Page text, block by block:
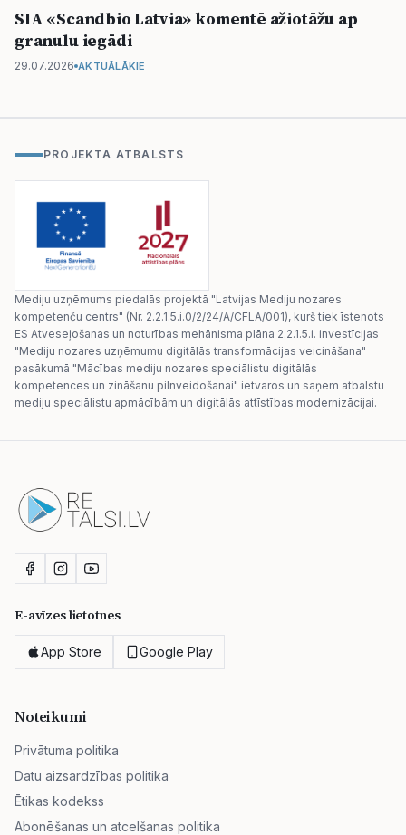
SIA «Scandbio Latvia» komentē ažiotāžu ap
granulu iegādi
29.07.2026 AKTUĀLĀKIE
PROJEKTA ATBALSTS
Mediju uzņēmums piedalās projektā "Latvijas Mediju nozares
kompetenču centrs" (Nr. 2.2.1.5.i.0/2/24/A/CFLA/001), kurš tiek īstenots
ES Atveseļošanas un noturības mehānisma plāna 2.2.1.5.i. investīcijas
"Mediju nozares uzņēmumu digitālās transformācijas veicināšana"
pasākumā "Mācības mediju nozares speciālistu digitālās
kompetences un zināšanu pilnveidošanai" ietvaros un saņem atbalstu
mediju speciālistu apmācībām un digitālās attīstības modernizācijai.
E-avīzes lietotnes
App Store Google Play
Noteikumi
Privātuma politika
Datu aizsardzības politika
Ētikas kodekss
Abonēšanas un atcelšanas politika